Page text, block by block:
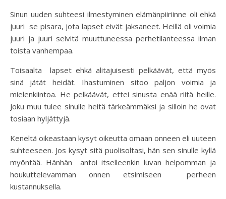
Sinun uuden suhteesi ilmestyminen elämänpiiriinne oli ehkä
juuri se pisara, jota lapset eivät jaksaneet. Heillä oli voimia
juuri ja juuri selvitä muuttuneessa perhetilanteessa ilman
toista vanhempaa.
Toisaalta lapset ehkä alitajuisesti pelkäävät, että myös
sinä jätät heidät. Ihastuminen sitoo paljon voimia ja
mielenkiintoa. He pelkäävät, ettei sinusta enää riitä heille.
Joku muu tulee sinulle heitä tärkeämmäksi ja silloin he ovat
tosiaan hyljättyjä.
Keneltä oikeastaan kysyt oikeutta omaan onneen eli uuteen
suhteeseen. Jos kysyt sitä puolisoltasi, hän sen sinulle kyllä
myöntää. Hänhän antoi itselleenkin luvan helpomman ja
houkuttelevamman onnen etsimiseen perheen
kustannuksella.